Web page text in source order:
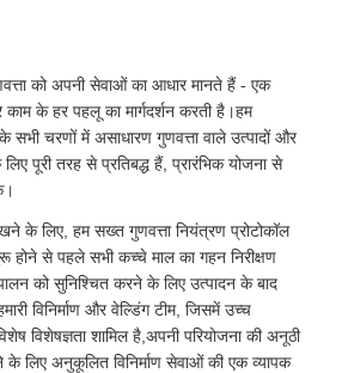
को अपनी सेवाओं का आधार मानते हैं - एक
काम के हर पहलू का मार्गदर्शन करती है।हम
चरणों में असाधारण गुणवत्ता वाले उत्पादों और
पूरी तरह से प्रतिबद्ध हैं, प्रारंभिक योजना से
के लिए, हम सख्त गुणवत्ता नियंत्रण प्रोटोकॉल
होने से पहले सभी कच्चे माल का गहन निरीक्षण
को सुनिश्चित करने के लिए उत्पादन के बाद
विनिर्माण और वेल्डिंग टीम, जिसमें उच्च
विशेषज्ञता शामिल है,अपनी परियोजना की अनूठी
लिए अनुकूलित विनिर्माण सेवाओं की एक व्यापक